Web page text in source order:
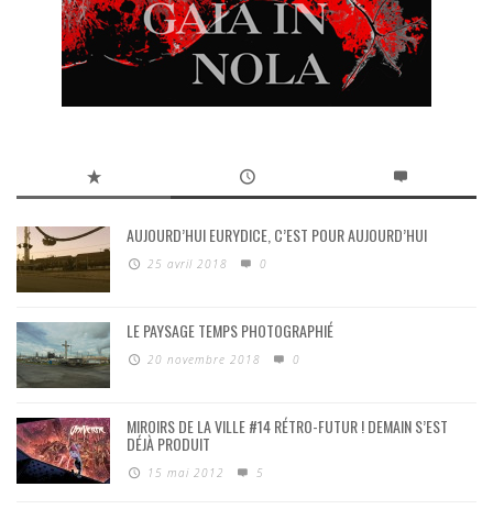
AUJOURD’HUI EURYDICE, C’EST POUR AUJOURD’HUI
25 avril 2018 0
LE PAYSAGE TEMPS PHOTOGRAPHIÉ
20 novembre 2018 0
MIROIRS DE LA VILLE #14 RÉTRO-FUTUR ! DEMAIN S’EST
DÉJÀ PRODUIT
15 mai 2012 5